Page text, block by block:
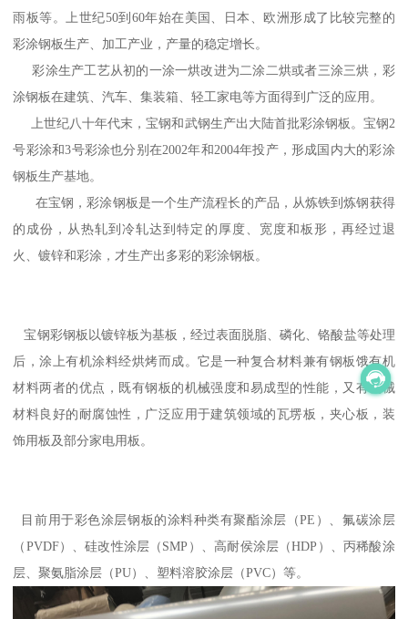
雨板等。上世纪50到60年始在美国、日本、欧洲形成了比较完整的
彩涂钢板生产、加工产业，产量的稳定增长。
彩涂生产工艺从初的一涂一烘改进为二涂二烘或者三涂三烘，彩
涂钢板在建筑、汽车、集装箱、轻工家电等方面得到广泛的应用。
上世纪八十年代末，宝钢和武钢生产出大陆首批彩涂钢板。宝钢2
号彩涂和3号彩涂也分别在2002年和2004年投产，形成国内大的彩涂
钢板生产基地。
在宝钢，彩涂钢板是一个生产流程长的产品，从炼铁到炼钢获得
的成份，从热轧到冷轧达到特定的厚度、宽度和板形，再经过退
火、镀锌和彩涂，才生产出多彩的彩涂钢板。
宝钢彩钢板以镀锌板为基板，经过表面脱脂、磷化、铬酸盐等处理
后，涂上有机涂料经烘烤而成。它是一种复合材料兼有钢板饿有机
材料两者的优点，既有钢板的机械强度和易成型的性能，又有机械
材料良好的耐腐蚀性，广泛应用于建筑领域的瓦塄板，夹心板，装
饰用板及部分家电用板。
目前用于彩色涂层钢板的涂料种类有聚酯涂层（PE）、氟碳涂层
（PVDF）、硅改性涂层（SMP）、高耐侯涂层（HDP）、丙稀酸涂
层、聚氨脂涂层（PU）、塑料溶胶涂层（PVC）等。